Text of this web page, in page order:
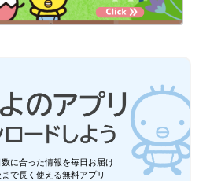
に合った情報を毎日お届け
で長く使える無料アプリ